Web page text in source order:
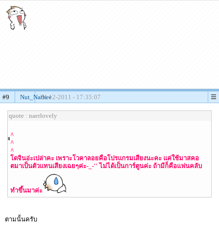
#9 Nut_Nathee24-12-2011 - 17:35:07
quote : naerlovely
^
^
^
โดจินอ่ะเปล่าคะ เพราะโวคาลอยคือโปรแกรมเสียงนะคะ แค่ใช้มาสคอ
ตมาเป็นตัวแทนเสียงเฉยๆค่ะ-_-'' ไม่ได้เป็นการ์ตูนค่ะ ถ้ามีก็คือแฟนคลับ
ทำขึ้นมาค่ะ
ตามนั้นครับ